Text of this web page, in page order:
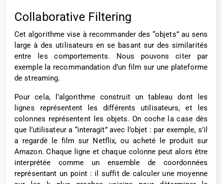
Collaborative Filtering
Cet algorithme vise à recommander des “objets” au sens
large à des utilisateurs en se basant sur des similarités
entre les comportements. Nous pouvons citer par
exemple la recommandation d’un film sur une plateforme
de streaming.
Pour cela, l’algorithme construit un tableau dont les
lignes représentent les différents utilisateurs, et les
colonnes représentent les objets. On coche la case dès
que l’utilisateur a “interagit” avec l’objet : par exemple, s’il
a regardé le film sur Netflix, ou acheté le produit sur
Amazon. Chaque ligne et chaque colonne peut alors être
interprétée comme un ensemble de coordonnées
représentant un point : il suffit de calculer une moyenne